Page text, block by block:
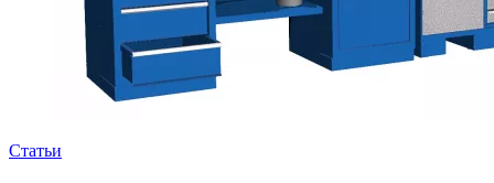
Статьи